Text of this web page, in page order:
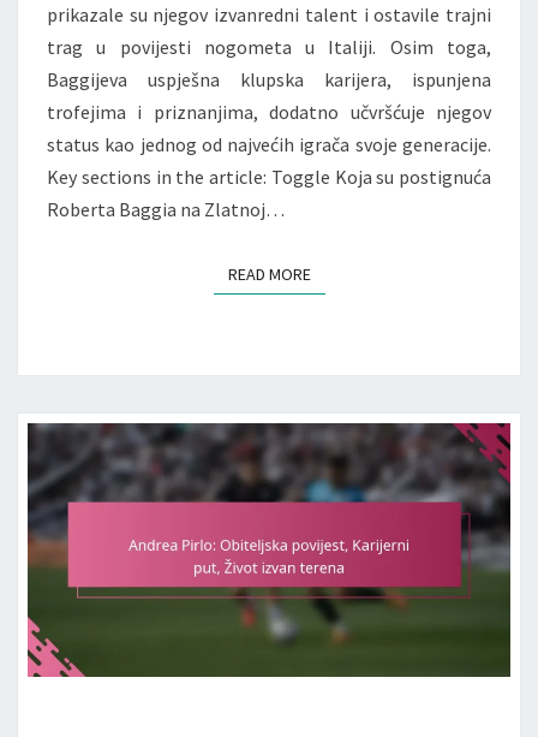
prikazale su njegov izvanredni talent i ostavile trajni
trag u povijesti nogometa u Italiji. Osim toga,
Baggijeva uspješna klupska karijera, ispunjena
trofejima i priznanjima, dodatno učvršćuje njegov
status kao jednog od najvećih igrača svoje generacije.
Key sections in the article: Toggle Koja su postignuća
Roberta Baggia na Zlatnoj…
READ MOREREAD MORE